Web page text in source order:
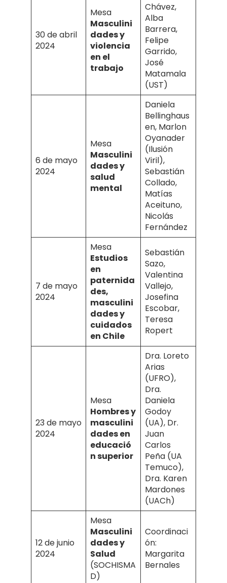
30 de abril
2024
Mesa
Masculini
dades y
violencia
en el
trabajo
Chávez,
Alba
Barrera,
Felipe
Garrido,
José
Matamala
(UST)
6 de mayo
2024
Mesa
Masculini
dades y
salud
mental
Daniela
Bellinghaus
en, Marlon
Oyanader
(Ilusión
Viril),
Sebastián
Collado,
Matías
Aceituno,
Nicolás
Fernández
7 de mayo
2024
Mesa
Estudios
en
paternida
des,
masculini
dades y
cuidados
en Chile
Sebastián
Sazo,
Valentina
Vallejo,
Josefina
Escobar,
Teresa
Ropert
23 de mayo
2024
Mesa
Hombres y
masculini
dades en
educació
n superior
Dra. Loreto
Arias
(UFRO),
Dra.
Daniela
Godoy
(UA), Dr.
Juan
Carlos
Peña (UA
Temuco),
Dra. Karen
Mardones
(UACh)
12 de junio
2024
Mesa
Masculini
dades y
Salud
(SOCHISMA
D)
Coordinaci
ón:
Margarita
Bernales